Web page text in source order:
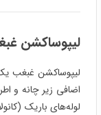
لیپوساکشن
لیپوساکشن غبغب
اضافی زیر چانه و
لوله‌های باریک